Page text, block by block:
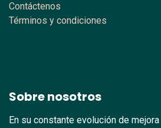
Contáctenos
Términos y condiciones
Sobre nosotros
En su constante evolución de